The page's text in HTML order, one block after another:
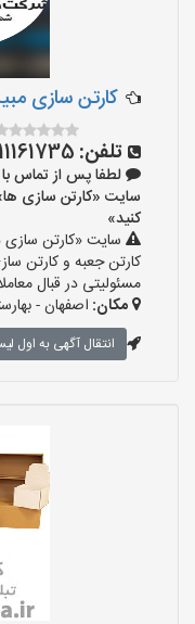
کارتن سازی
تلفن:
لطفا پس از تماس
کنید»
سایت «کارتن
کارتن جعبه و کارتن
مسئولیتی در قبال
مکان: اصفهان -
انتقال آگهی به اول